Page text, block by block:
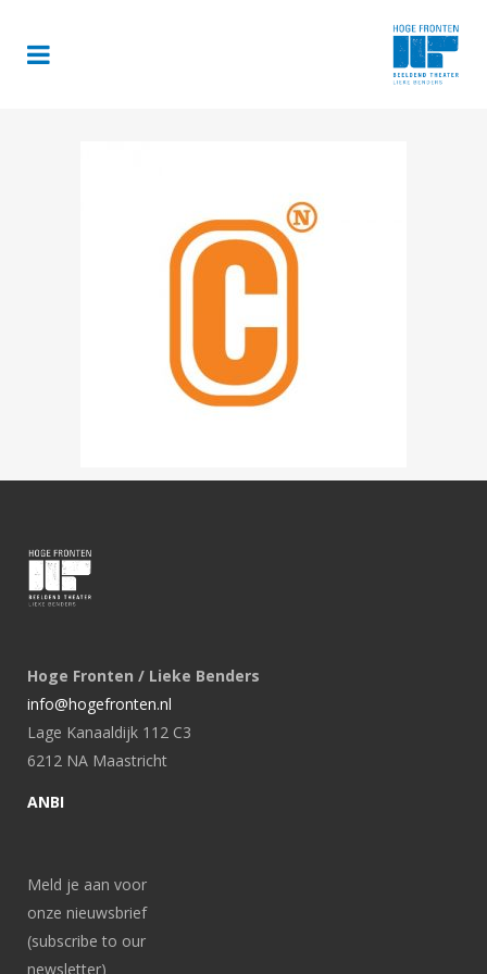
Hoge Fronten / Lieke Benders
info@hogefronten.nl
Lage Kanaaldijk 112 C3
6212 NA Maastricht
ANBI
Meld je aan voor
onze nieuwsbrief
(subscribe to our
newsletter)